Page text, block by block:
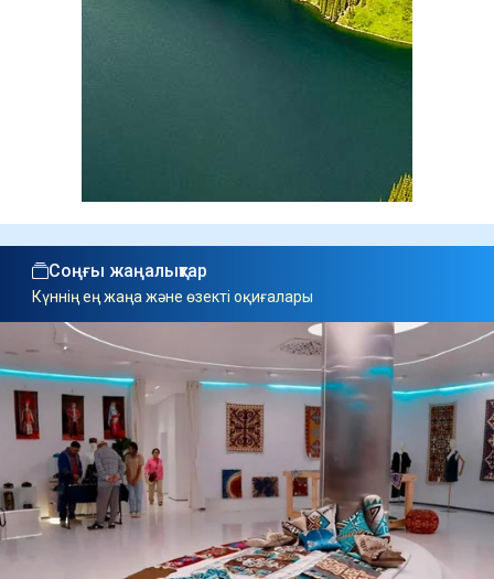
Соңғы жаңалықтар
Күннің ең жаңа және өзекті оқиғалары